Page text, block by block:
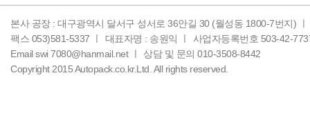
본사 공장 : 대구광역시 달서구 성서로 36안길 30 (월성동 1800-7번지) ㅣ
팩스 053)581-5337 ㅣ
대표자명 : 송원익 ㅣ
사업자등록번호 503-42-
Email swi 7080@hanmail.net ㅣ
상담 및 문의 010-3508-8442
Copyright 2015 Autopack.co.kr.Ltd. All rights reserved.